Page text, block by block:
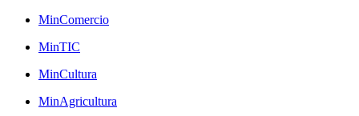
MinComercio
MinTIC
MinCultura
MinAgricultura